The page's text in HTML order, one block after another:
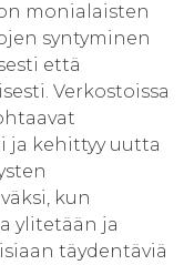
monialaisten
syntyminen
että
Verkostoissa
ja kehittyy uutta
kun
ylitetään ja
täydentäviä